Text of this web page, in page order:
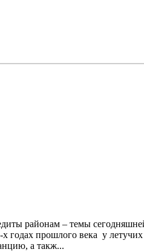
районам – темы
х годах прошлого века у
а такж...